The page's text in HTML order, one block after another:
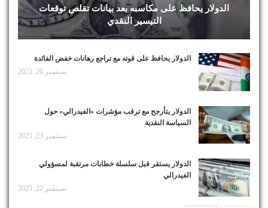
الدولار يحافظ على مكاسبه بعد بيانات تقلص توقعات
التيسير النقدي
الدولار يحافظ على قوته مع تراجع رهانات خفض الفائدة
سبتمبر 26, 2025
الدولار يتأرجح مع ترقب مؤشرات «الفيدرالي» حول
السياسة النقدية
سبتمبر 23, 2025
الدولار يستقر قبل سلسلة خطابات مرتقبة لمسؤولي
الفيدرالي
سبتمبر 22, 2025